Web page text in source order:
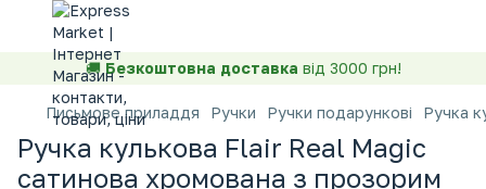
🚚 Безкоштовна доставка від 3000 грн!
Письмове приладдя Ручки Ручки подарункові Ручка
Ручка кулькова Flair Real Magic
сатинова хромована з прозорим